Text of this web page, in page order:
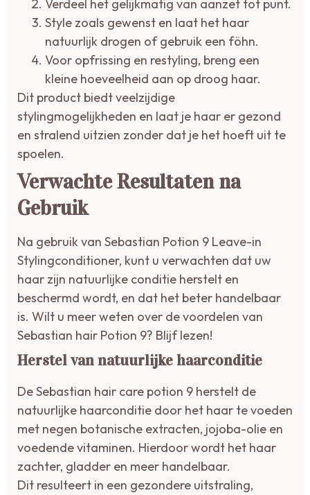
Verdeel het gelijkmatig van aanzet tot punt.
Style zoals gewenst en laat het haar
natuurlijk drogen of gebruik een föhn.
Voor opfrissing en restyling, breng een
kleine hoeveelheid aan op droog haar.
Dit product biedt veelzijdige
stylingmogelijkheden en laat je haar er gezond
en stralend uitzien zonder dat je het hoeft uit te
spoelen.
Verwachte Resultaten na
Gebruik
Na gebruik van Sebastian Potion 9 Leave-in
Stylingconditioner, kunt u verwachten dat uw
haar zijn natuurlijke conditie herstelt en
beschermd wordt, en dat het beter handelbaar
is. Wilt u meer weten over de voordelen van
Sebastian hair Potion 9? Blijf lezen!
Herstel van natuurlijke haarconditie
De Sebastian hair care potion 9 herstelt de
natuurlijke haarconditie door het haar te voeden
met negen botanische extracten, jojoba-olie en
voedende vitaminen. Hierdoor wordt het haar
zachter, gladder en meer handelbaar.
Dit resulteert in een gezondere uitstraling,